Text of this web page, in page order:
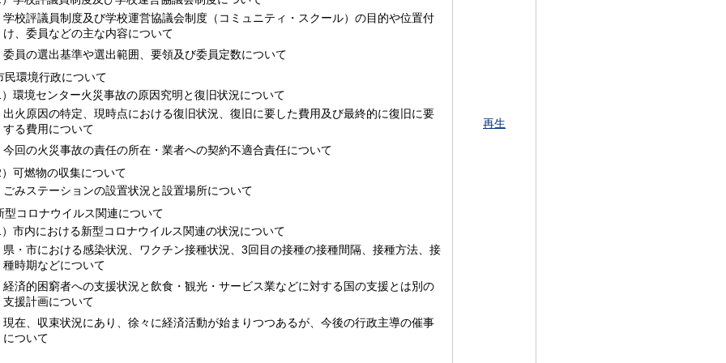
学校評議員制度及び学校運営協議会制度（コミュニティ・スクール）の目的や位置付
け、委員などの主な内容について
委員の選出基準や選出範囲、要領及び委員定数について
民環境行政について
）環境センター火災事故の原因究明と復旧状況について
出火原因の特定、現時点における復旧状況、復旧に要した費用及び最終的に復旧に要
する費用について
今回の火災事故の責任の所在・業者への契約不適合責任について
）可燃物の収集について
ごみステーションの設置状況と設置場所について
型コロナウイルス関連について
）市内における新型コロナウイルス関連の状況について
県・市における感染状況、ワクチン接種状況、3回目の接種の接種間隔、接種方法、接
種時期などについて
経済的困窮者への支援状況と飲食・観光・サービス業などに対する国の支援とは別の
支援計画について
現在、収束状況にあり、徐々に経済活動が始まりつつあるが、今後の行政主導の催事
について
再生